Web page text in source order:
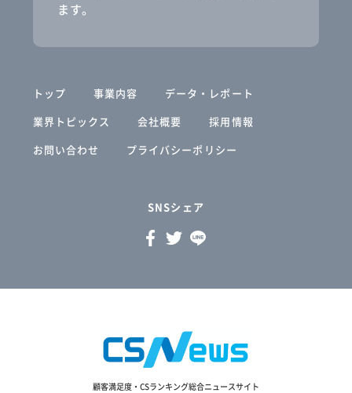
ます。
トップ 事業内容
データ・レポート
業界トピックス
会社概要
採用情報
お問い合わせ
プライバシーポリシー
SNSシェア
顧客満足度・CSランキング総合ニュースサイト